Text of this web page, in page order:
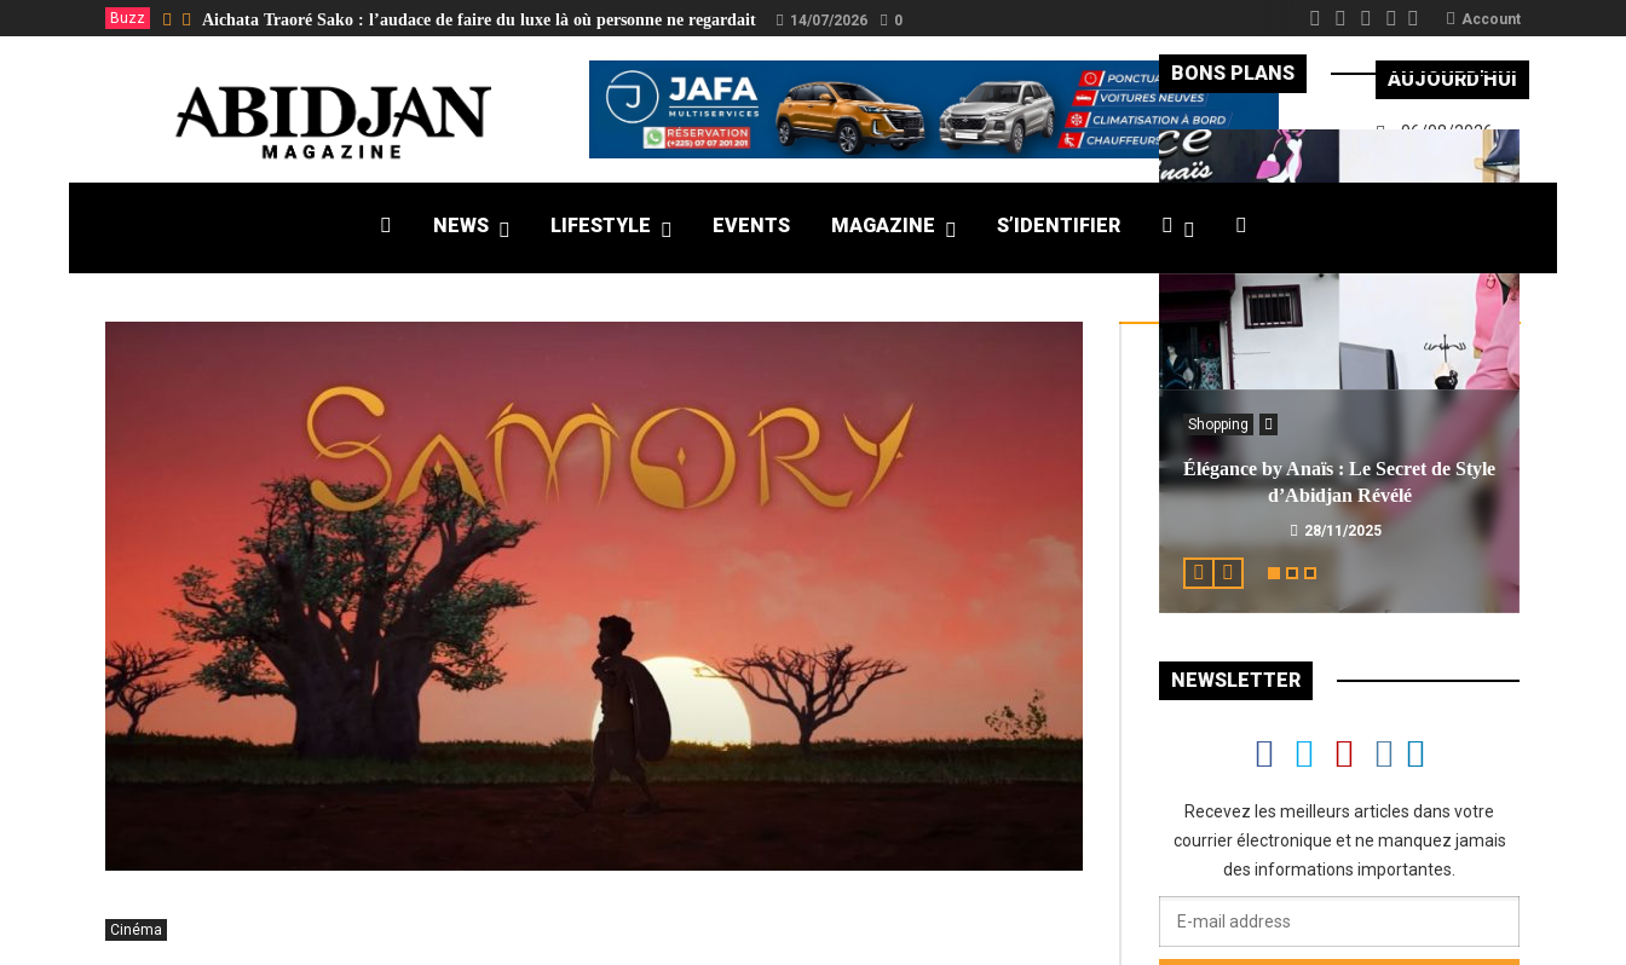
Buzz Aichata Traoré Sako : l’audace de faire du luxe là où personne ne regardait 14/07/2026 0 Account
AUJOURD'HUI
06/08/2026
NEWS LIFESTYLE EVENTS MAGAZINE S’IDENTIFIER
Cinéma
BONS PLANS
Shopping
Élégance by Anaïs : Le Secret de Style
d’Abidjan Révélé
28/11/2025
NEWSLETTER
Recevez les meilleurs articles dans votre
courrier électronique et ne manquez jamais
des informations importantes.